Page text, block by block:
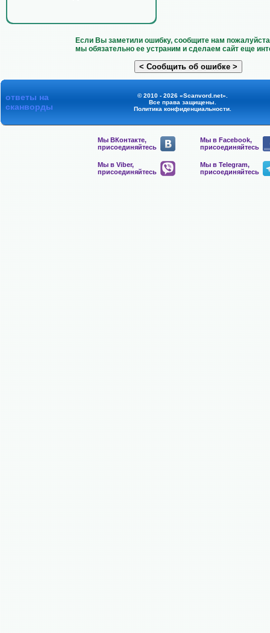
Если Вы заметили ошибку, сообщите нам
мы обязательно ее устраним и сделаем сайт еще
ответы на
сканворды
© 2010 - 2026 «Scanvord.net».
Все права защищены.
Политика конфиденциальности.
Мы ВКонтакте,
присоединяйтесь
Мы в Facebook,
присоединяйтесь
Мы в Viber,
присоединяйтесь
Мы в Telegram,
присоединяйтесь